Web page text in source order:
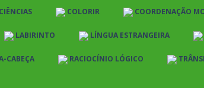
CIÊNCIAS COLORIR COORDENAÇÃO
LABIRINTO LÍNGUA ESTRANGEIRA
CABEÇA RACIOCÍNIO LÓGICO